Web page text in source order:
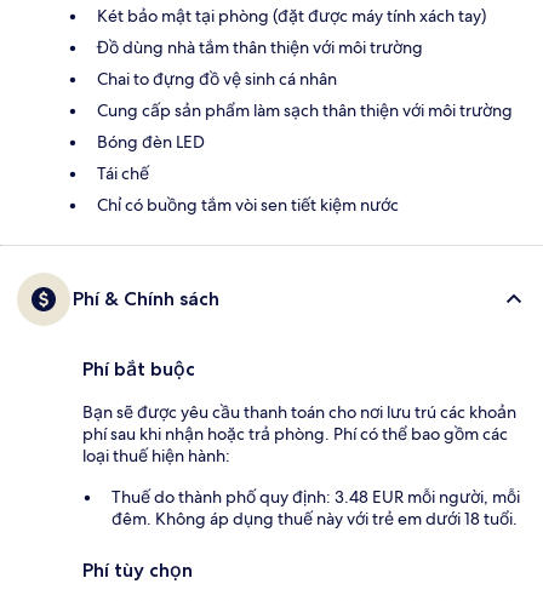
Két bảo mật tại phòng (đặt được máy tính xách tay)
Đồ dùng nhà tắm thân thiện với môi trường
Chai to đựng đồ vệ sinh cá nhân
Cung cấp sản phẩm làm sạch thân thiện với môi trường
Bóng đèn LED
Tái chế
Chỉ có buồng tắm vòi sen tiết kiệm nước
Phí & Chính sách
Phí bắt buộc
Bạn sẽ được yêu cầu thanh toán cho nơi lưu trú các khoản
phí sau khi nhận hoặc trả phòng. Phí có thể bao gồm các
loại thuế hiện hành:
Thuế do thành phố quy định: 3.48 EUR mỗi người, mỗi
đêm. Không áp dụng thuế này với trẻ em dưới 18 tuổi.
Phí tùy chọn